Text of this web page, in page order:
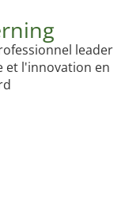
leader
et l'innovation en